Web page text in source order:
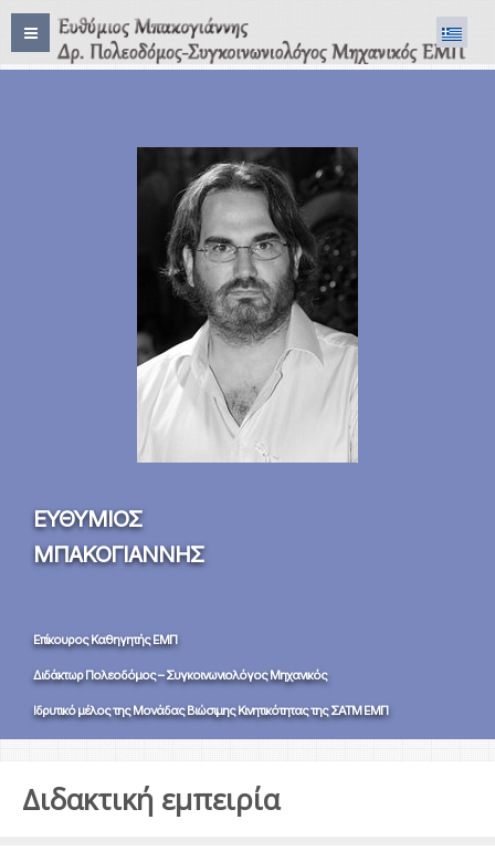
ΕΥΘΥΜΙΟΣ
ΜΠΑΚΟΓΙΑΝΝΗΣ
Επίκουρος Καθηγητής ΕΜΠ
Διδάκτωρ Πολεοδόμος – Συγκοινωνιολόγος Μηχανικός
Ιδρυτικό μέλος της Μονάδας Βιώσιμης Κινητικότητας της ΣΑΤΜ ΕΜΠ
Διδακτική εμπειρία